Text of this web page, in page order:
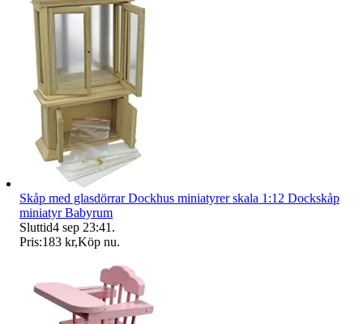
Skåp med glasdörrar Dockhus miniatyrer skala 1:12 Dockskåp
miniatyr Babyrum
Sluttid4 sep 23:41 .
Pris:183 kr,Köp nu.